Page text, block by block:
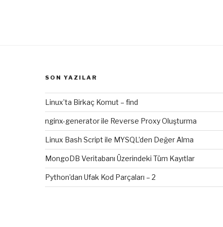
SON YAZILAR
Linux’ta Birkaç Komut – find
nginx-generator ile Reverse Proxy Oluşturma
Linux Bash Script ile MYSQL’den Değer Alma
MongoDB Veritabanı Üzerindeki Tüm Kayıtlar
Python’dan Ufak Kod Parçaları – 2